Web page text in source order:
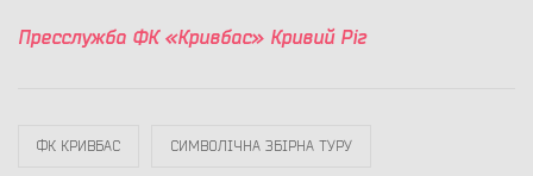
Пресслужба ФК «Кривбас» Кривий Ріг
ФК КРИВБАС СИМВОЛІЧНА ЗБІРНА ТУРУ